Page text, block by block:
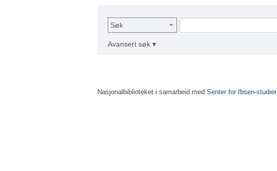
Søk
Avansert søk ▾
Nasjonalbiblioteket i samarbeid med Senter for Ibsen-studier